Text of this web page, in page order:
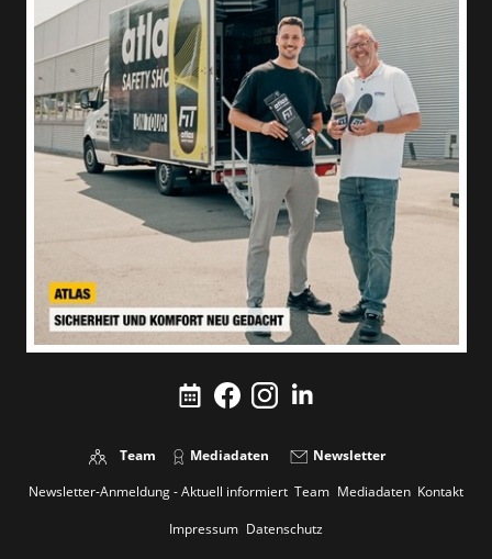
Team Mediadaten
Newsletter
Newsletter-Anmeldung - Aktuell informiert Team Mediadaten Kontakt
Impressum Datenschutz